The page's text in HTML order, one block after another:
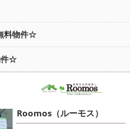
料物件☆
件☆
Roomos（ルーモス）